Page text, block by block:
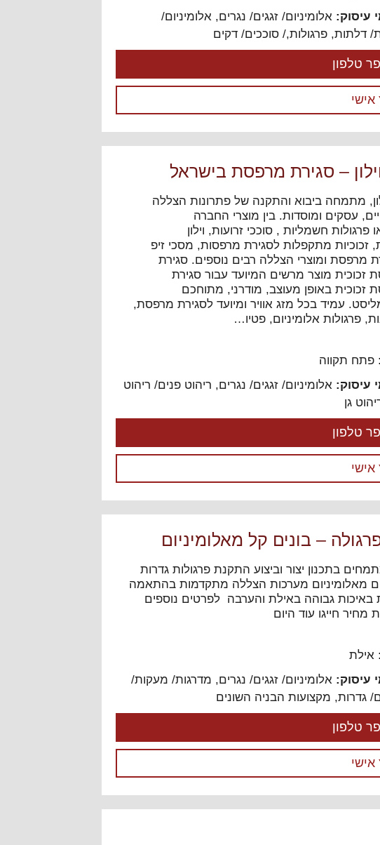
עיסוק:אלומיניום/ זגגים/ נגרים,אלומיניום/
דלתות,פרגולות,/ סוככים/ דקים
טלפון
אישי
– סגירת מרפסת בישראל
מתמחה ביבוא והתקנה של פתרונות הצללה
עסקים ומוסדות. בין מוצרי החברה
פרגולות חשמליות , סוככי זרועות, וילון
זכוכיות מתקפלות לסגירת מרפסות, מסכי זיפ
מרפסת ומוצרי הצללה רבים נוספים. סגירת
זכוכית מוצר מרשים המיועד עבור סגירת
זכוכית באופן מעוצב, מודרני, מתוחכם
עמיד בכל מזג אוויר ומיועד לסגירת מרפסת,
פרגולות אלומיניום, פטיו…
פתח תקווה
עיסוק:אלומיניום/ זגגים/ נגרים, ריהוט פנים/ ריהוט
גן
טלפון
אישי
– בונים קל מאלומיניום
בתכנון יצור וביצוע התקנת פרגולות גדרות
מאלומיניום מערכות הצללה מתקדמות בהתאמה
באיכות גבוהה באילת והערבה לפרטים נוספים
מחיר חייגו עוד היום
אילת
עיסוק:אלומיניום/ זגגים/ נגרים, מדרגות/ מעקות/
גדרות, מקצועות הבניה השונים
טלפון
אישי